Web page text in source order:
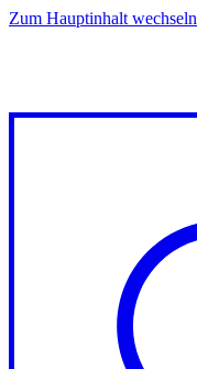
Zum Hauptinhalt wechseln